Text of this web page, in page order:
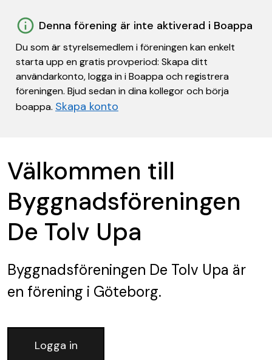
Denna förening är inte aktiverad i Boappa
Du som är styrelsemedlem i föreningen kan enkelt
starta upp en gratis provperiod: Skapa ditt
användarkonto, logga in i Boappa och registrera
föreningen. Bjud sedan in dina kollegor och börja
boappa. Skapa konto
Välkommen till
Byggnadsföreningen
De Tolv Upa
Byggnadsföreningen De Tolv Upa är
en förening i Göteborg.
Logga in